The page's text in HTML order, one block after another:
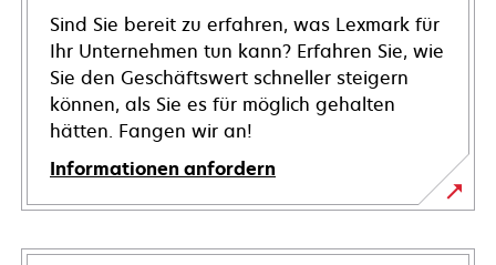
Sind Sie bereit zu erfahren, was Lexmark für
Ihr Unternehmen tun kann? Erfahren Sie, wie
Sie den Geschäftswert schneller steigern
können, als Sie es für möglich gehalten
hätten. Fangen wir an!
Informationen anfordern